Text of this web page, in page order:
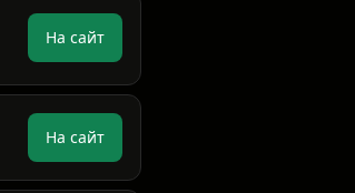
На сайт
На сайт